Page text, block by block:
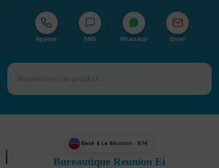
Appeler SMS WhatsApp Email
Basé à La Réunion · 974
Bureautique Reunion Ei